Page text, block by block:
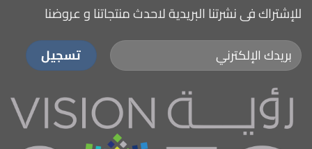
للإشتراك فى نشرتنا البريدية لاحدث منتجاتنا و عروضنا